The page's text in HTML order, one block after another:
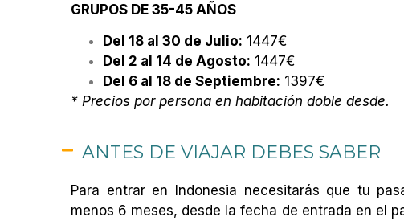
GRUPOS DE 35-45 AÑOS
Del 18 al 30 de Julio: 1447€
Del 2 al 14 de Agosto: 1447€
Del 6 al 18 de Septiembre: 1397€
* Precios por persona en habitación doble desde.
ANTES DE VIAJAR DEBES SABER
Para entrar en Indonesia necesitarás que tu
menos 6 meses, desde la fecha de entrada en el